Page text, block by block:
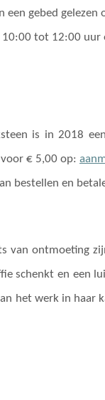
een gebed
tot 12:00 uur
is in 2018
€ 5,00 op:
bestellen en
van ontmoeting
schenkt en een
het werk in haar